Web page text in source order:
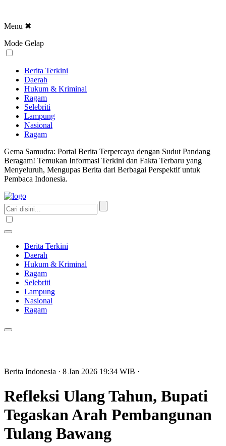
Menu ✖
Mode Gelap
Berita Terkini
Daerah
Hukum & Kriminal
Ragam
Selebriti
Lampung
Nasional
Ragam
Gema Samudra: Portal Berita Terpercaya dengan Sudut Pandang
Beragam! Temukan Informasi Terkini dan Fakta Terbaru yang
Menyeluruh, Mengupas Berita dari Berbagai Perspektif untuk
Pembaca Indonesia.
Berita Terkini
Daerah
Hukum & Kriminal
Ragam
Selebriti
Lampung
Nasional
Ragam
Berita Indonesia · 8 Jan 2026 19:34 WIB ·
Refleksi Ulang Tahun, Bupati
Tegaskan Arah Pembangunan
Tulang Bawang